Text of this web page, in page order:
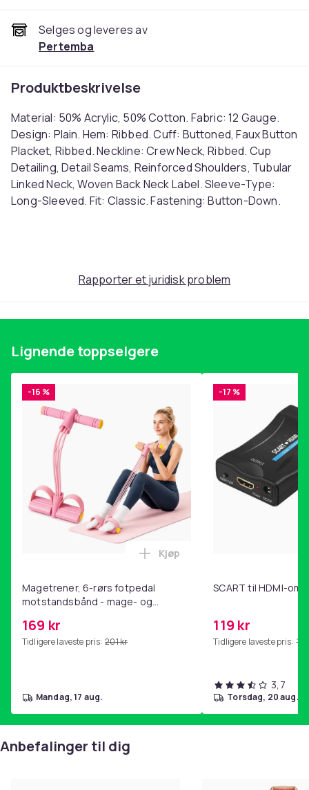
Selges og leveres av
Pertemba
Produktbeskrivelse
Material: 50% Acrylic, 50% Cotton. Fabric: 12 Gauge.
Design: Plain. Hem: Ribbed. Cuff: Buttoned, Faux Button
Placket, Ribbed. Neckline: Crew Neck, Ribbed. Cup
Detailing, Detail Seams, Reinforced Shoulders, Tubular
Linked Neck, Woven Back Neck Label. Sleeve-Type:
Long-Sleeved. Fit: Classic. Fastening: Button-Down.
Artikkel nr.
Produktsikkerhetsinformasjon
Rapporter et juridisk problem
Lignende toppselgere
-16 %
Magetrener, 6-rørs fotpedal
motstandsbånd - mage- og
hjemmegymnastikk Pink
169 kr
Tidligere laveste pris: 201 kr
Legg Magetrener, 6-rørs
Kjøp
mandag, 17 aug.
-17 %
SCART til HDMI-
119 kr
Tidligere laveste pris:
3,7
torsdag, 20 aug.
Anbefalinger til dig